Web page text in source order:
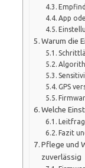
App
Warum die
GPS
Welche
Fazit
Pflege und
zuverlässig